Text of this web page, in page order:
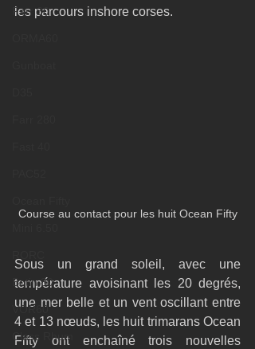
Farr 30
Botin 80
VOR60
Class Rhum
les parcours inshore corses.
Course au contact pour les huit Ocean Fifty
Sous un grand soleil, avec une
température avoisinant les 20 degrés,
une mer belle et un vent oscillant entre
4 et 13 nœuds, les huit trimarans Ocean
Fifty ont enchaîné trois nouvelles